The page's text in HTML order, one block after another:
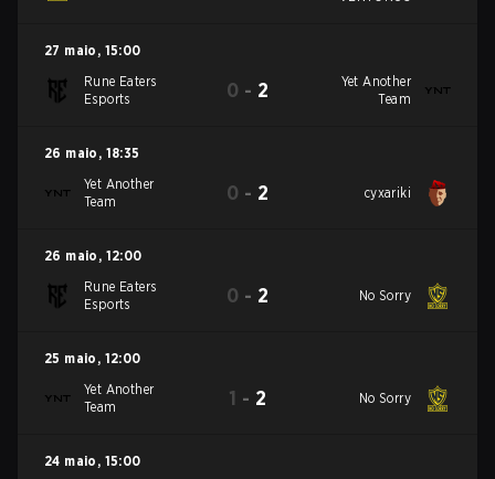
27 maio , 15:00
Rune Eaters
Esports
0 - 2
Yet Another
Team
26 maio , 18:35
Yet Another
Team
0 - 2 cyxariki
26 maio , 12:00
Rune Eaters
Esports
0 - 2 No Sorry
25 maio , 12:00
Yet Another
Team
1 - 2 No Sorry
24 maio , 15:00